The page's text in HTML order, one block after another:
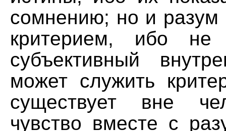
сомнению; но и
критерием, ибо не
субъективный
может служить
существует вне
чувство вместе с